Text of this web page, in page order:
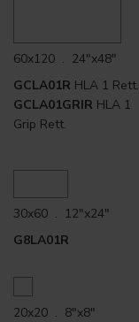
60x120 . 24"x48"
GCLA01R HLA 1 Rett.
GCLA01GRIR HLA 1
Grip Rett.
30x60 . 12"x24"
G8LA01R
20x20 . 8"x8"